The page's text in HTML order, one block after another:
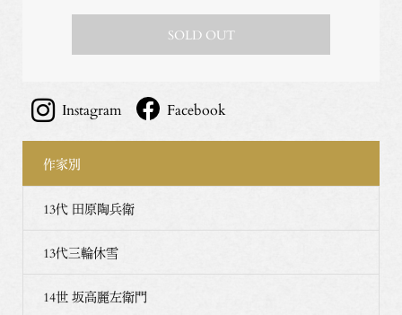
SOLD OUT
Instagram Facebook
作家別
13代 田原陶兵衛
13代三輪休雪
14世 坂高麗左衛門